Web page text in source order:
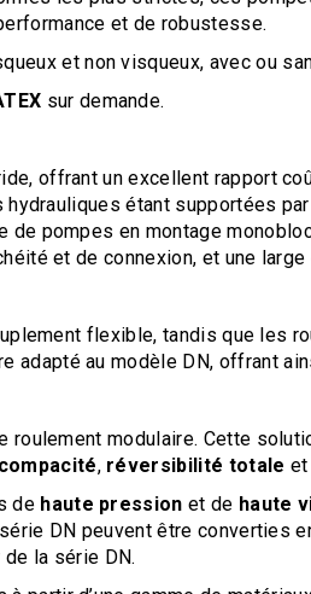
et de robustesse.
et non visqueux, avec ou
sur demande.
offrant un excellent rapport
étant supportées
pompes en montage
et de connexion, et une
flexible, tandis que
adapté au modèle DN, offrant
roulement modulaire. Cette
compacité, réversibilité totale et
de haute pression et de haute
DN peuvent être converties
la série DN.